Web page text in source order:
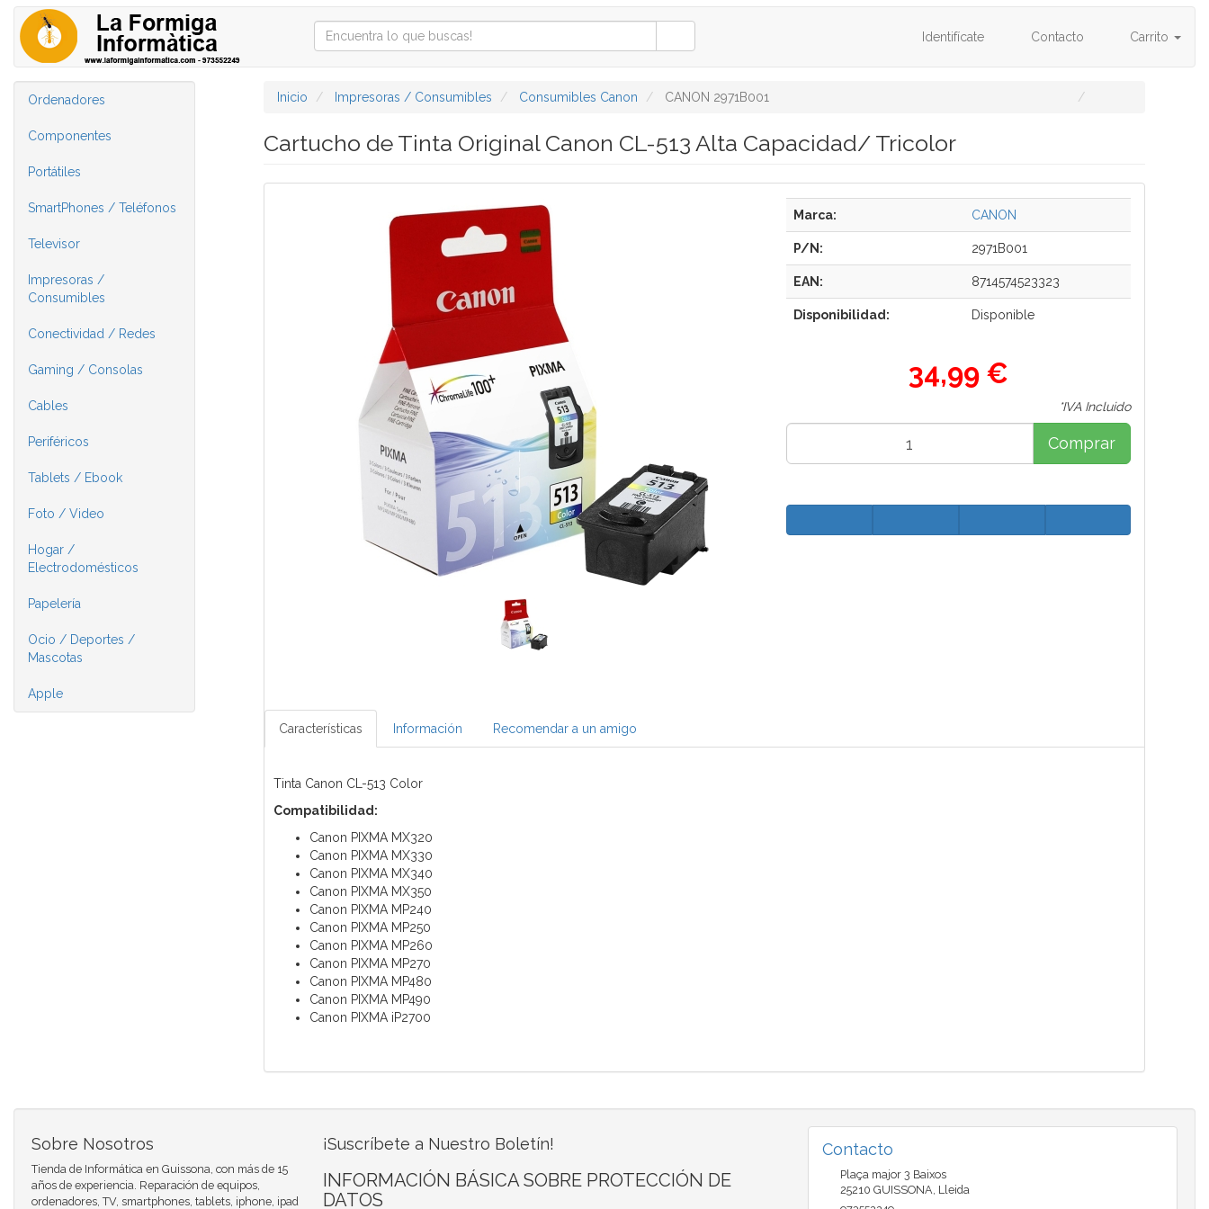
Identifícate Contacto Carrito
Ordenadores
Componentes
Portátiles
SmartPhones / Teléfonos
Televisor
Impresoras /
Consumibles
Conectividad / Redes
Gaming / Consolas
Cables
Periféricos
Tablets / Ebook
Foto / Video
Hogar /
Electrodomésticos
Papelería
Ocio / Deportes /
Mascotas
Apple
Inicio Impresoras / Consumibles Consumibles Canon CANON 2971B001
Cartucho de Tinta Original Canon CL-513 Alta Capacidad/ Tricolor
Marca: CANON
P/N: 2971B001
EAN: 8714574523323
Disponibilidad: Disponible
34,99 €
*IVA Incluido
Comprar
Características Información Recomendar a un amigo
Tinta Canon CL-513 Color
Compatibilidad:
Canon PIXMA MX320
Canon PIXMA MX330
Canon PIXMA MX340
Canon PIXMA MX350
Canon PIXMA MP240
Canon PIXMA MP250
Canon PIXMA MP260
Canon PIXMA MP270
Canon PIXMA MP480
Canon PIXMA MP490
Canon PIXMA iP2700
Sobre Nosotros
Tienda de Informática en Guissona, con más de 15
años de experiencia. Reparación de equipos,
ordenadores, TV, smartphones, tablets, iphone, ipad
¡Suscríbete a Nuestro Boletín!
INFORMACIÓN BÁSICA SOBRE PROTECCIÓN DE
DATOS
Contacto
Plaça major 3 Baixos
25210 GUISSONA, Lleida